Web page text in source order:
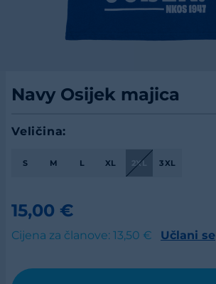
Navy Osijek majica
Veličina:
S M L XL 2XL 3XL
15,00 €
Cijena za članove: 13,50 € Učlani se